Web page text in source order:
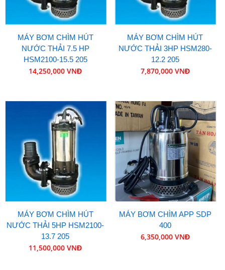
MÁY BƠM CHÌM HÚT
NƯỚC THẢI 7.5 HP
HSM2100-15.5 205
14,250,000 VNĐ
MÁY BƠM CHÌM HÚT
NƯỚC THẢI 3HP HSM280-
12.2 205
7,870,000 VNĐ
MÁY BƠM CHÌM HÚT
NƯỚC THẢI 5HP HSM2100-
13.7 205
11,500,000 VNĐ
MÁY BƠM CHÌM APP SDP
400
6,350,000 VNĐ